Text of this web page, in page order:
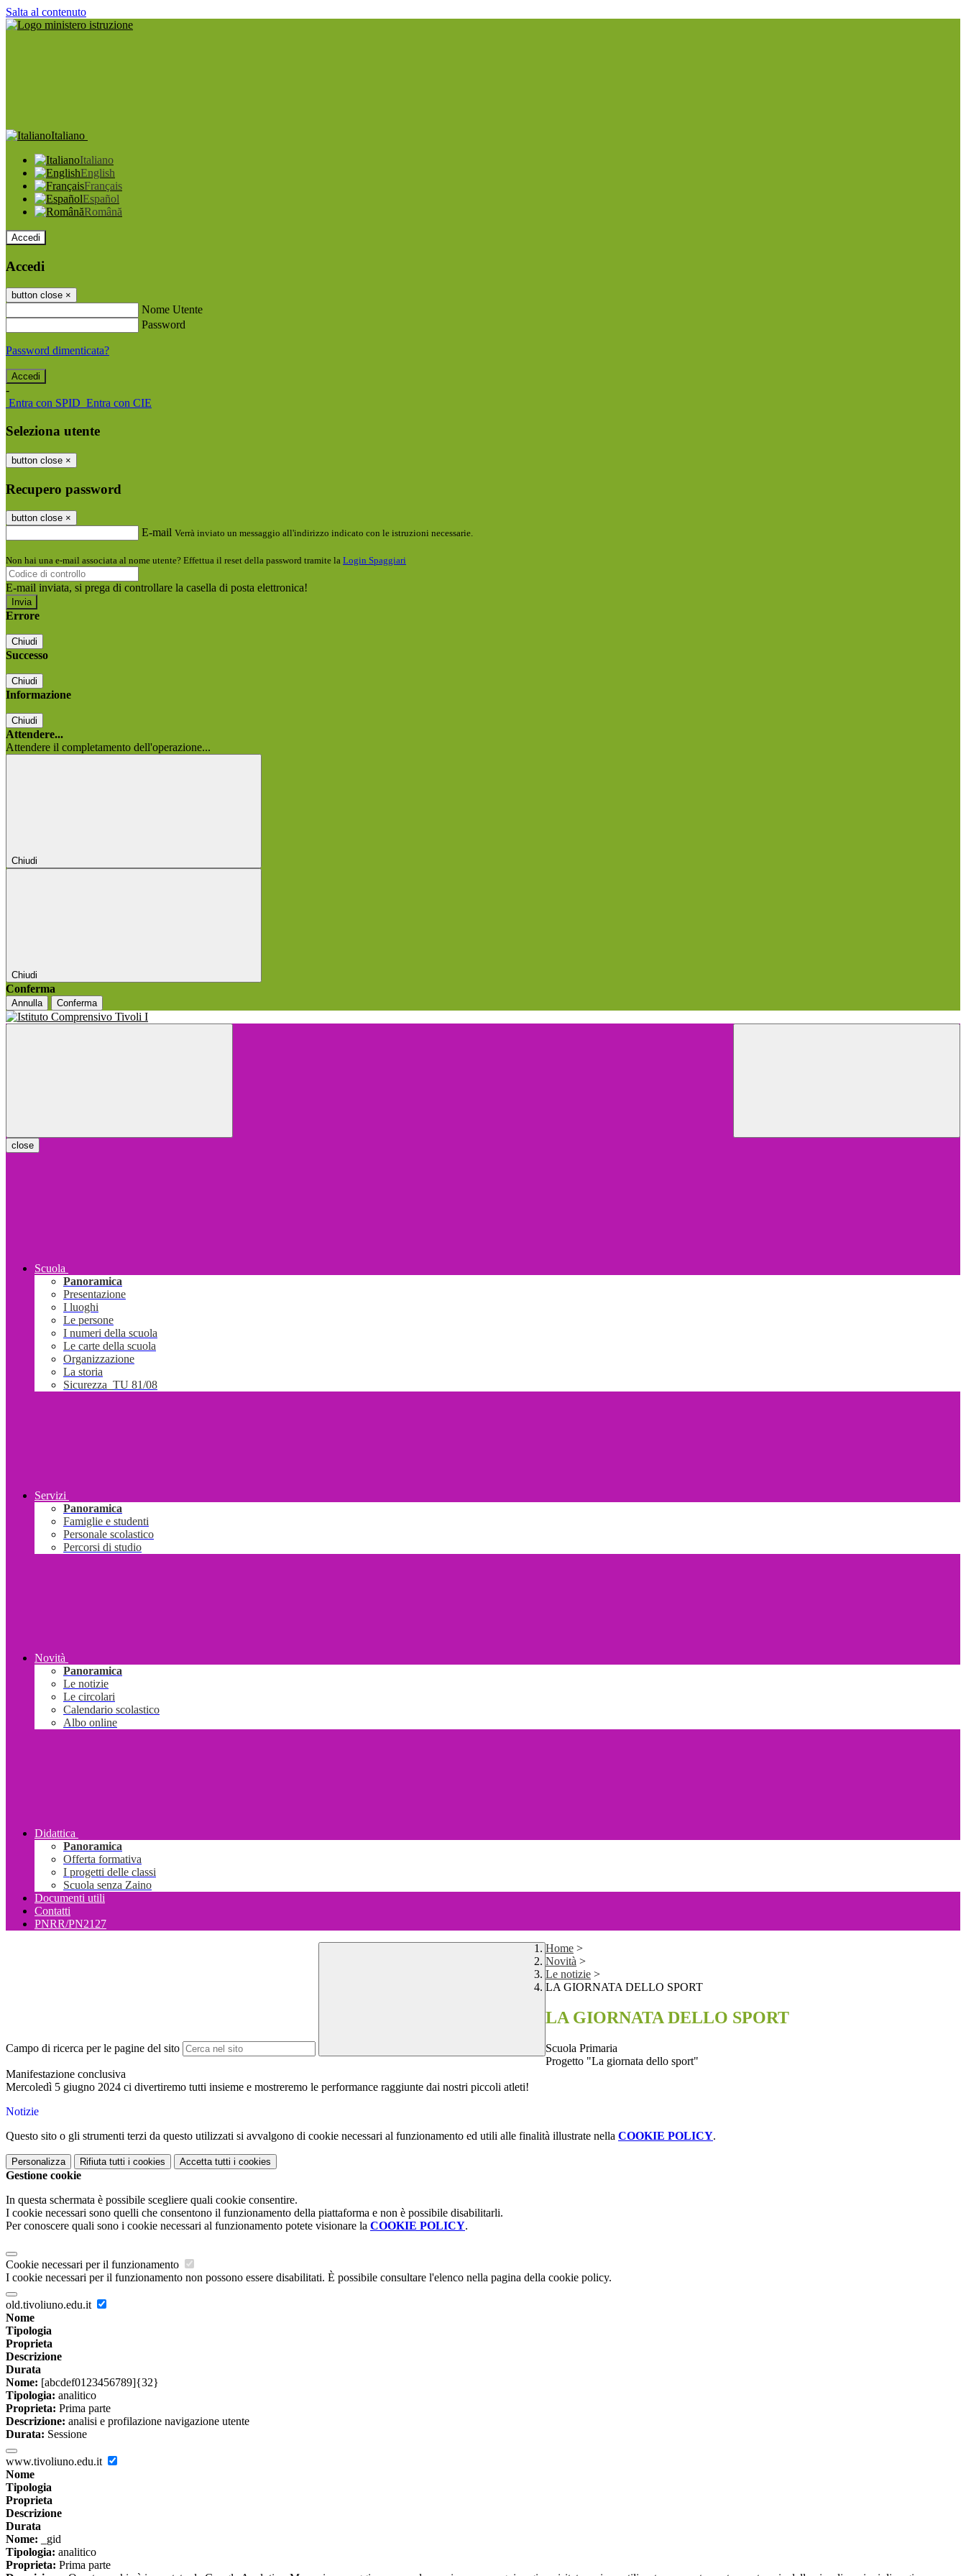
Salta al contenuto
Italiano
Italiano
English
Français
Español
Română
Accedi
Accedi
button close ×
Nome Utente
Password
Password dimenticata?
-
Entra con SPID Entra con CIE
Seleziona utente
button close ×
Recupero password
button close ×
E-mail Verrà inviato un messaggio all'indirizzo indicato con le istruzioni necessarie.
Non hai una e-mail associata al nome utente? Effettua il reset della password tramite la Login Spaggiari
E-mail inviata, si prega di controllare la casella di posta elettronica!
Errore
Chiudi
Successo
Chiudi
Informazione
Chiudi
Attendere...
Attendere il completamento dell'operazione...
Chiudi
Chiudi
Conferma
Annulla Conferma
close
Scuola
Panoramica
Presentazione
I luoghi
Le persone
I numeri della scuola
Le carte della scuola
Organizzazione
La storia
Sicurezza_TU 81/08
Servizi
Panoramica
Famiglie e studenti
Personale scolastico
Percorsi di studio
Novità
Panoramica
Le notizie
Le circolari
Calendario scolastico
Albo online
Didattica
Panoramica
Offerta formativa
I progetti delle classi
Scuola senza Zaino
Documenti utili
Contatti
PNRR/PN2127
Campo di ricerca per le pagine del sito
Home >
Novità >
Le notizie >
LA GIORNATA DELLO SPORT
LA GIORNATA DELLO SPORT
Scuola Primaria
Progetto "La giornata dello sport"
Manifestazione conclusiva
Mercoledì 5 giugno 2024 ci divertiremo tutti insieme e mostreremo le performance raggiunte dai nostri piccoli atleti!
Notizie
Questo sito o gli strumenti terzi da questo utilizzati si avvalgono di cookie necessari al funzionamento ed utili alle finalità illustrate nella COOKIE POLICY.
Personalizza Rifiuta tutti i cookies Accetta tutti i cookies
Gestione cookie
In questa schermata è possibile scegliere quali cookie consentire.
I cookie necessari sono quelli che consentono il funzionamento della piattaforma e non è possibile disabilitarli.
Per conoscere quali sono i cookie necessari al funzionamento potete visionare la COOKIE POLICY.
Cookie necessari per il funzionamento
I cookie necessari per il funzionamento non possono essere disabilitati. È possibile consultare l'elenco nella pagina della cookie policy.
old.tivoliuno.edu.it
Nome
Tipologia
Proprieta
Descrizione
Durata
Nome: [abcdef0123456789]{32}
Tipologia: analitico
Proprieta: Prima parte
Descrizione: analisi e profilazione navigazione utente
Durata: Sessione
www.tivoliuno.edu.it
Nome
Tipologia
Proprieta
Descrizione
Durata
Nome: _gid
Tipologia: analitico
Proprieta: Prima parte